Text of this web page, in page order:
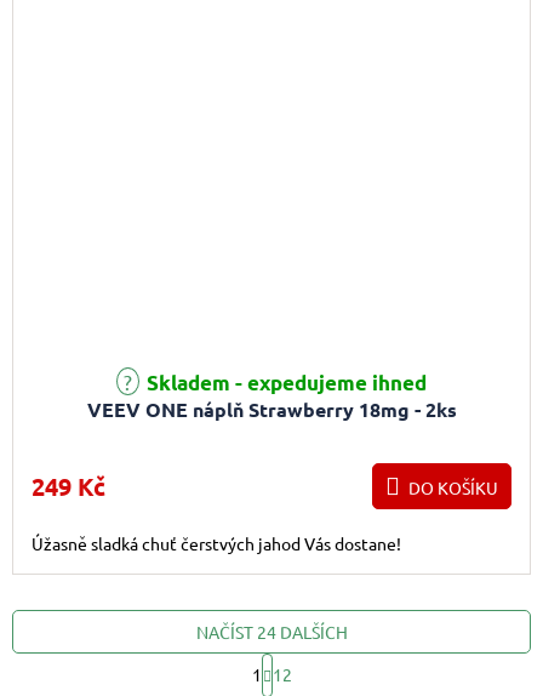
VEEV ONE náplň Strawberry 18mg - 2ks
Skladem - expedujeme ihned
249 Kč DO KOŠÍKU
Úžasně sladká chuť čerstvých jahod Vás dostane!
NAČÍST 24 DALŠÍCH
1 12